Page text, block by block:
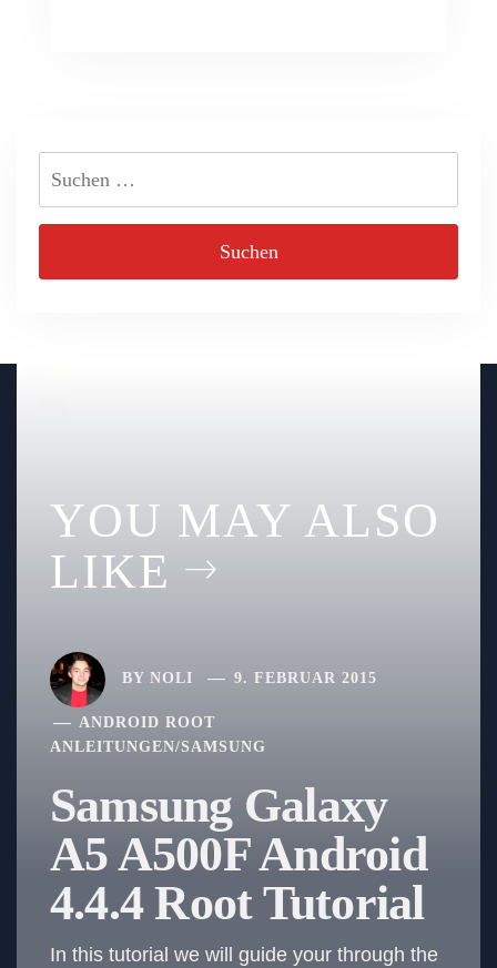
YOU MAY ALSO
LIKE
BY NOLI 9. FEBRUAR 2015
ANDROID ROOT
ANLEITUNGEN/SAMSUNG
Samsung Galaxy
A5 A500F Android
4.4.4 Root Tutorial
In this tutorial we will guide your through the